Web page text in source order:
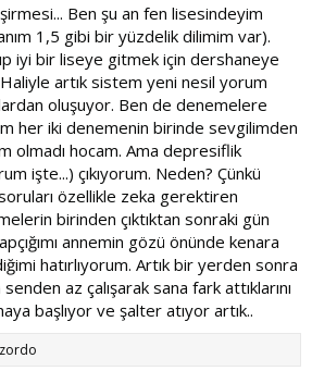
nefret ediyorum kaybetmekten,biraz
da ailem sağolsun geç anladığım ve
çok vuruluyor,ne konuda fazlasıyla
yetenekli dediğimiz insanlar benim
azını vererek benden daha iyi bir
bu durum kendimden nefret ettirmemi
iyi anlatmak için bir matematik denklemi
bir şey yok şans işi belki de bazı konular
parası vs.) çoğumuza rastgele gelen bir
olursak evet herkes iradesini
da aslında nofap yaparak bile
bize çok faydalı bir şey​
noktaya,Zeka dediğimiz kavram özellikle
Ben şu an fen lisesindeyim
1,5 gibi bir yüzdelik dilimim var).
iyi bir liseye gitmek için dershaneye
Haliyle artık sistem yeni nesil yorum
oluşuyor. Ben de denemelere
her iki denemenin birinde sevgilimden
olmadı hocam. Ama depresiflik
işte...) çıkıyorum. Neden? Çünkü
özellikle zeka gerektiren
birinden çıktıktan sonraki gün
annemin gözü önünde kenara
hatırlıyorum. Artık bir yerden sonra
az çalışarak sana fark attıklarını
başlıyor ve şalter atıyor artık..